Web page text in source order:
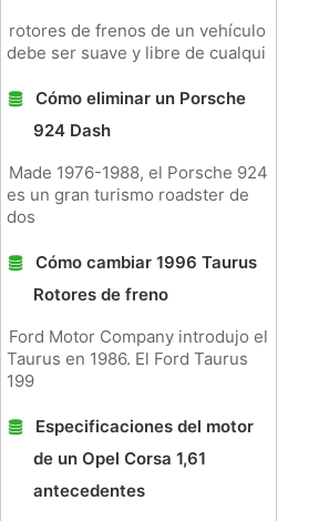
rotores de frenos de un vehículo
debe ser suave y libre de cualqui
Cómo eliminar un Porsche
924 Dash
Made 1976-1988, el Porsche 924
es un gran turismo roadster de
dos
Cómo cambiar 1996 Taurus
Rotores de freno
Ford Motor Company introdujo el
Taurus en 1986. El Ford Taurus
199
Especificaciones del motor
de un Opel Corsa 1,61
antecedentes